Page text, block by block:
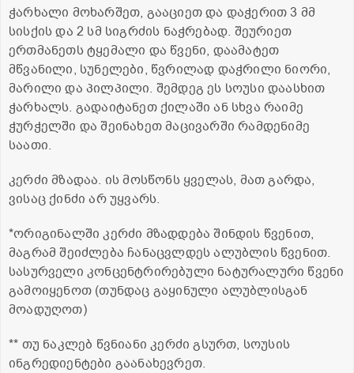
ჭარხალი მოხარშეთ, გააციეთ და დაჭერით 3 მმ
სისქის და 2 სმ სიგრძის ნაჭრებად. შეურიეთ
ერთმანეთს ტყემალი და წვენი, დაამატეთ
მწვანილი, სუნელები, წვრილად დაჭრილი ნიორი,
მარილი და პილპილი. შემდეგ ეს სოუსი დაასხით
ჭარხალს. გადაიტანეთ ქილაში ან სხვა რაიმე
ჭურჭელში და შეინახეთ მაცივარში რამდენიმე
საათი.
კერძი მზადაა. ის მოსწონს ყველას, მათ გარდა,
ვისაც ქინძი არ უყვარს.
*ორიგინალში კერძი მზადდება შინდის წვენით,
მაგრამ შეიძლება ჩანაცვლდეს ალუბლის წვენით.
სასურველი კონცენტრირებული ნატურალური წვენი
გამოიყენოთ (თუნდაც გაყინული ალუბლისგან
მოადუღოთ)
** თუ ნაკლებ წვნიანი კერძი გსურთ, სოუსის
ინგრედიენტები გაანახევრეთ.